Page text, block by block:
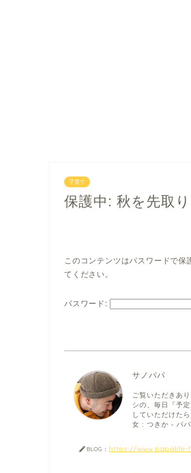
子育て
保護中: 秋を先取り
このコンテンツはパスワードで保
てください。
パスワード:
サノパパ
ご覧いただきあ
シの、毎日『予
していただけた
女 : つきか - パ
BLOG： https://www.papalife-